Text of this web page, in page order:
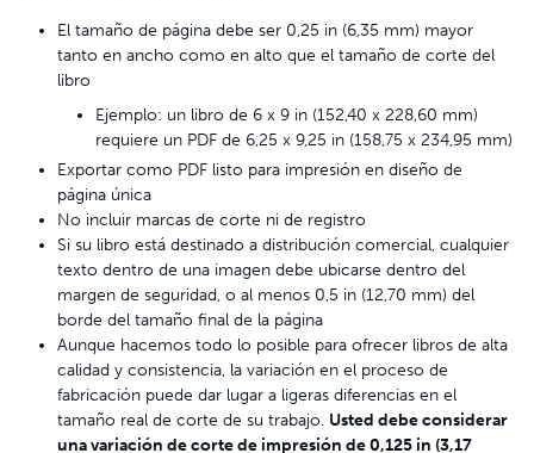
El tamaño de página debe ser 0,25 in (6,35 mm) mayor
tanto en ancho como en alto que el tamaño de corte del
libro
Ejemplo: un libro de 6 x 9 in (152,40 x 228,60 mm)
requiere un PDF de 6,25 x 9,25 in (158,75 x 234,95 mm)
Exportar como PDF listo para impresión en diseño de
página única
No incluir marcas de corte ni de registro
Si su libro está destinado a distribución comercial, cualquier
texto dentro de una imagen debe ubicarse dentro del
margen de seguridad, o al menos 0,5 in (12,70 mm) del
borde del tamaño final de la página
Aunque hacemos todo lo posible para ofrecer libros de alta
calidad y consistencia, la variación en el proceso de
fabricación puede dar lugar a ligeras diferencias en el
tamaño real de corte de su trabajo. Usted debe considerar
una variación de corte de impresión de 0,125 in (3,17